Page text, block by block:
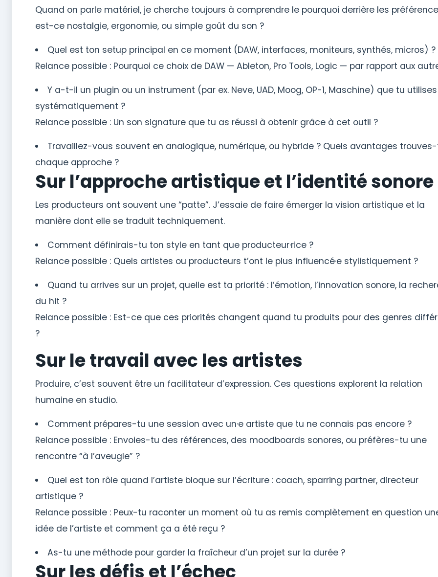
Quand on parle matériel, je cherche toujours à comprendre le pourquoi derrière les
est-ce nostalgie, ergonomie, ou simple goût du son ?
Quel est ton setup principal en ce moment (DAW, interfaces, moniteurs, synthés, micros) ?
Relance possible : Pourquoi ce choix de DAW — Ableton, Pro Tools, Logic — par rapport aux
Y a-t-il un plugin ou un instrument (par ex. Neve, UAD, Moog, OP-1, Maschine) que tu utilises
systématiquement ?
Relance possible : Un son signature que tu as réussi à obtenir grâce à cet outil ?
Travaillez-vous souvent en analogique, numérique, ou hybride ? Quels avantages
chaque approche ?
Sur l’approche artistique et l’identité sonore
Les producteurs ont souvent une “patte”. J’essaie de faire émerger la vision artistique et la
manière dont elle se traduit techniquement.
Comment définirais-tu ton style en tant que producteur·rice ?
Relance possible : Quels artistes ou producteurs t’ont le plus influencé·e stylistiquement ?
Quand tu arrives sur un projet, quelle est ta priorité : l’émotion, l’innovation sonore, la
du hit ?
Relance possible : Est-ce que ces priorités changent quand tu produits pour des genres
?
Sur le travail avec les artistes
Produire, c’est souvent être un facilitateur d’expression. Ces questions explorent la relation
humaine en studio.
Comment prépares-tu une session avec un·e artiste que tu ne connais pas encore ?
Relance possible : Envoies-tu des références, des moodboards sonores, ou préfères-tu une
rencontre “à l’aveugle” ?
Quel est ton rôle quand l’artiste bloque sur l’écriture : coach, sparring partner, directeur
artistique ?
Relance possible : Peux-tu raconter un moment où tu as remis complètement en question
idée de l’artiste et comment ça a été reçu ?
As-tu une méthode pour garder la fraîcheur d’un projet sur la durée ?
Sur les défis et l’échec